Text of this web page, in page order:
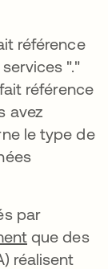
référence
"."
référence
avez
le type de
par
que des
réalisent